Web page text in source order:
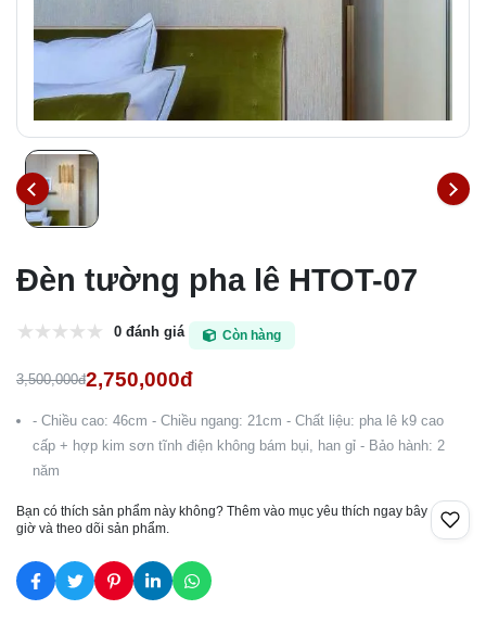
Đèn tường pha lê HTOT-07
0 đánh giá Còn hàng
3,500,000đ2,750,000đ
- Chiều cao: 46cm - Chiều ngang: 21cm - Chất liệu: pha lê k9 cao
cấp + hợp kim sơn tĩnh điện không bám bụi, han gỉ - Bảo hành: 2
năm
Bạn có thích sản phẩm này không? Thêm vào mục yêu thích ngay bây
giờ và theo dõi sản phẩm.